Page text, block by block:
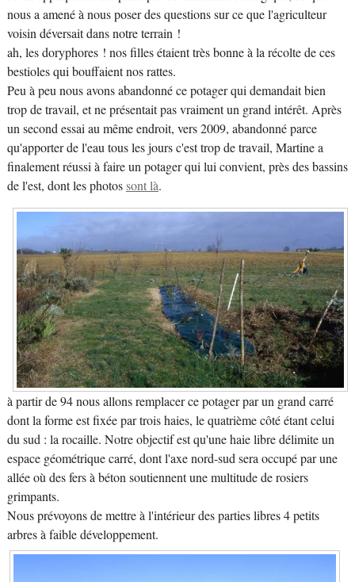
nous a amené à nous poser des questions sur ce que l'agriculteur
voisin déversait dans notre terrain !
ah, les doryphores ! nos filles étaient très bonne à la récolte de ces
bestioles qui bouffaient nos rattes.
Peu à peu nous avons abandonné ce potager qui demandait bien
trop de travail, et ne présentait pas vraiment un grand intérêt. Après
un second essai au même endroit, vers 2009, abandonné parce
qu'apporter de l'eau tous les jours c'est trop de travail, Martine a
finalement réussi à faire un potager qui lui convient, près des bassins
de l'est, dont les photossont là.
à partir de 94 nous allons remplacer ce potager par un grand carré
dont la forme est fixée par trois haies, le quatrième côté étant celui
du sud : la rocaille. Notre objectif est qu'une haie libre délimite un
espace géométrique carré, dont l'axe nord-sud sera occupé par une
allée où des fers à béton soutiennent une multitude de rosiers
grimpants.
Nous prévoyons de mettre à l'intérieur des parties libres 4 petits
arbres à faible développement.